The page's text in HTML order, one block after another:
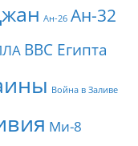
Ан-26 Ан-32
ВВС Египта
Война в Заливе
Ми-8